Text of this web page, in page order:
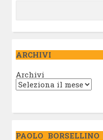
ARCHIVI
Archivi
PAOLO BORSELLINO